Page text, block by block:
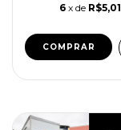
6 x de R$5,01